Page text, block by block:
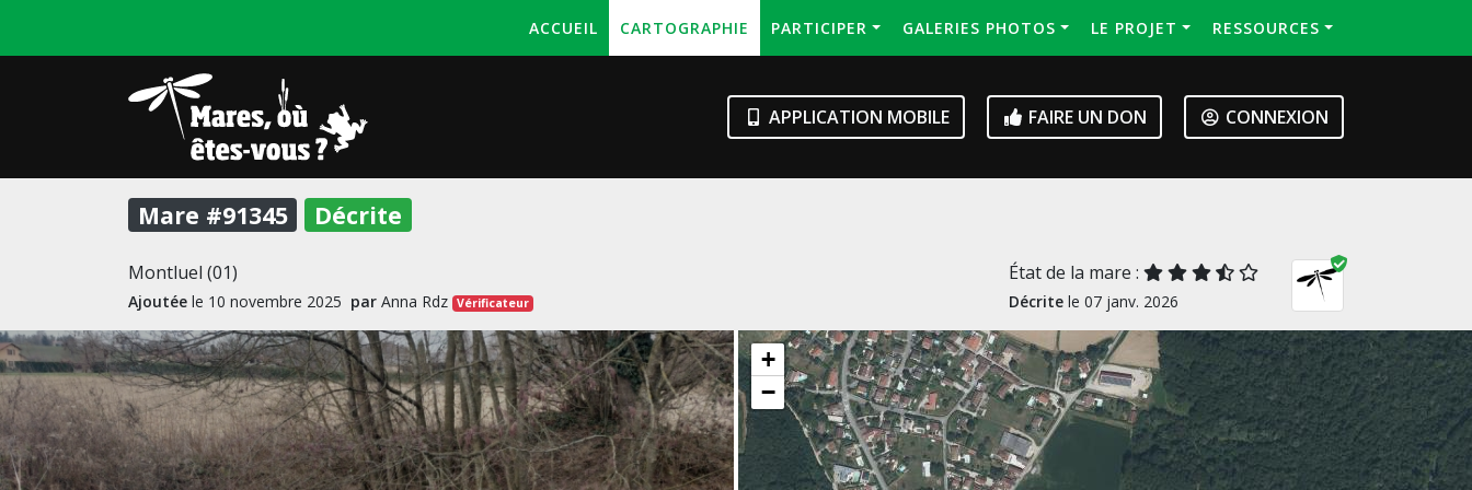
ACCUEIL CARTOGRAPHIE PARTICIPER GALERIES PHOTOS LE PROJET RESSOURCES
APPLICATION MOBILE FAIRE UN DON CONNEXION
Mare #91345 Décrite
Montluel (01)
Ajoutée le 10 novembre 2025 par Anna Rdz Vérificateur
État de la mare :
Décrite le 07 janv. 2026
+
−